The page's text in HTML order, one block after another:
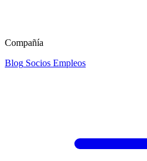
Compañía
Blog Socios Empleos